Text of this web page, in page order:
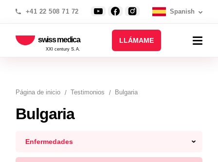
+41 22 508 71 72 Spanish
swiss medica
XXI century S.A.
LLÁMAME
Página de inicio Testimonios Bulgaria
Bulgaria
Enfermedades